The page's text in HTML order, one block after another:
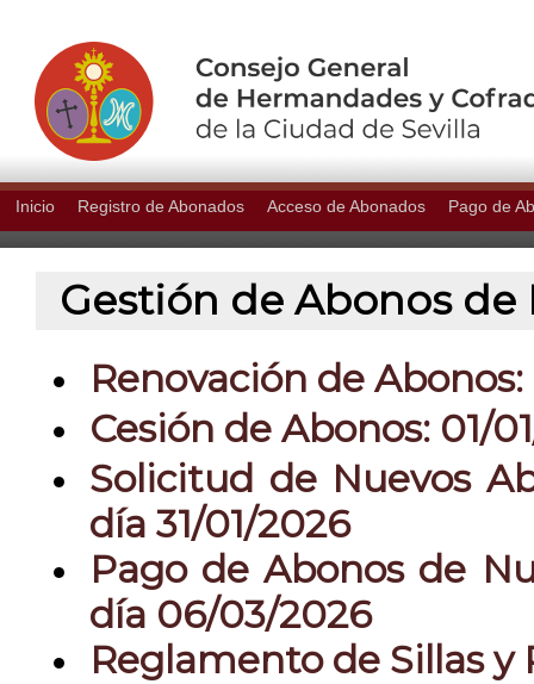
Inicio Registro de Abonados Acceso de Abonados Pago de
Gestión de Abonos de
Renovación de
Cesión de Abonos: 01/
Solicitud de Nuevos
día 31/01/2026
Pago de Abonos de
día 06/03/2026
Reglamento de Sillas y